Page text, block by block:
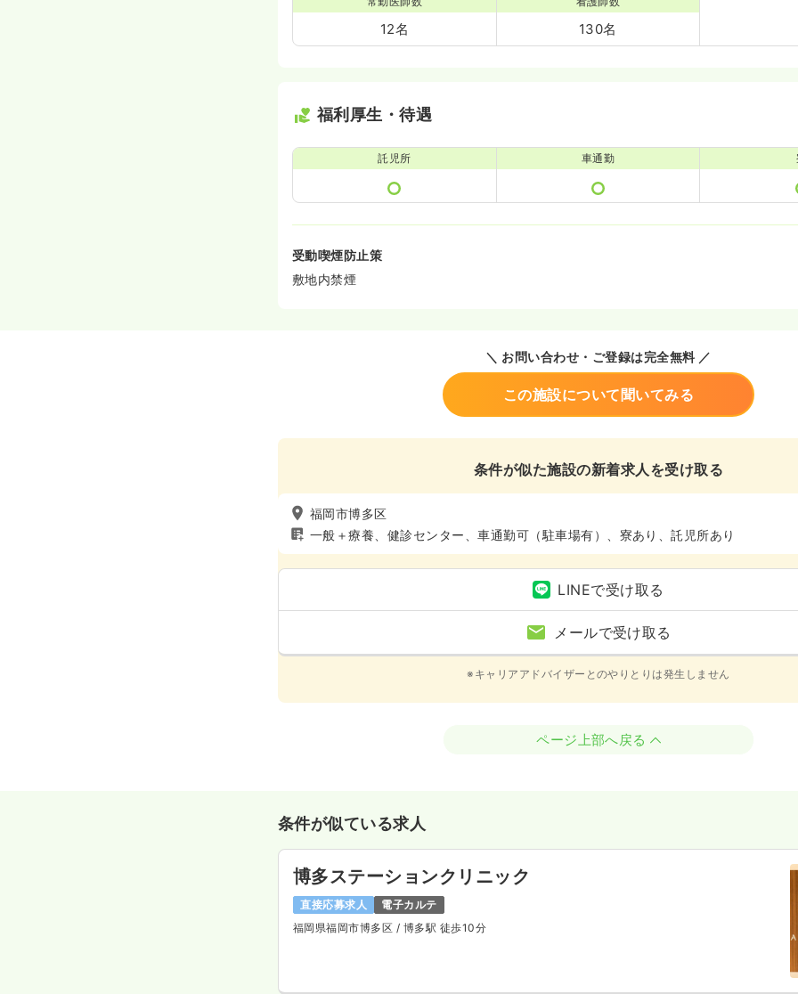
12名 130名
福利厚生・待遇
託児所 車通勤
受動喫煙防止策
敷地内禁煙
＼ お問い合わせ・ご登録は完全無料 ／
この施設について聞いてみる
条件が似た施設の新着求人を受け取る
福岡市博多区
一般＋療養、健診センター、車通勤可（駐車場有）、寮あり、託児所あり
LINEで受け取る
メールで受け取る
※キャリアアドバイザーとのやりとりは発生しません
ページ上部へ戻る
条件が似ている求人
博多ステーションクリニック
直接応募求人
電子カルテ
福岡県福岡市博多区 / 博多駅 徒歩10分